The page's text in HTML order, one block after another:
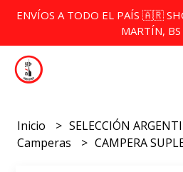
ENVÍOS A TODO EL PAÍS 🇦🇷
MARTÍN, BS
Inicio SELECCIÓN
Camperas
CAMPERA